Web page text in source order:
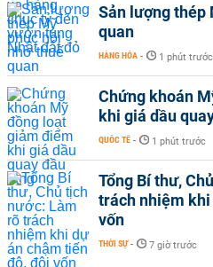
Sản lượng thép
quan
HÀNG HÓA - 1 phút trước
Chứng khoán
khi giá dầu
QUỐC TẾ - 1 phút trước
Tổng Bí thư,
trách nhiệm
vốn
THỜI SỰ - 7 giờ trước